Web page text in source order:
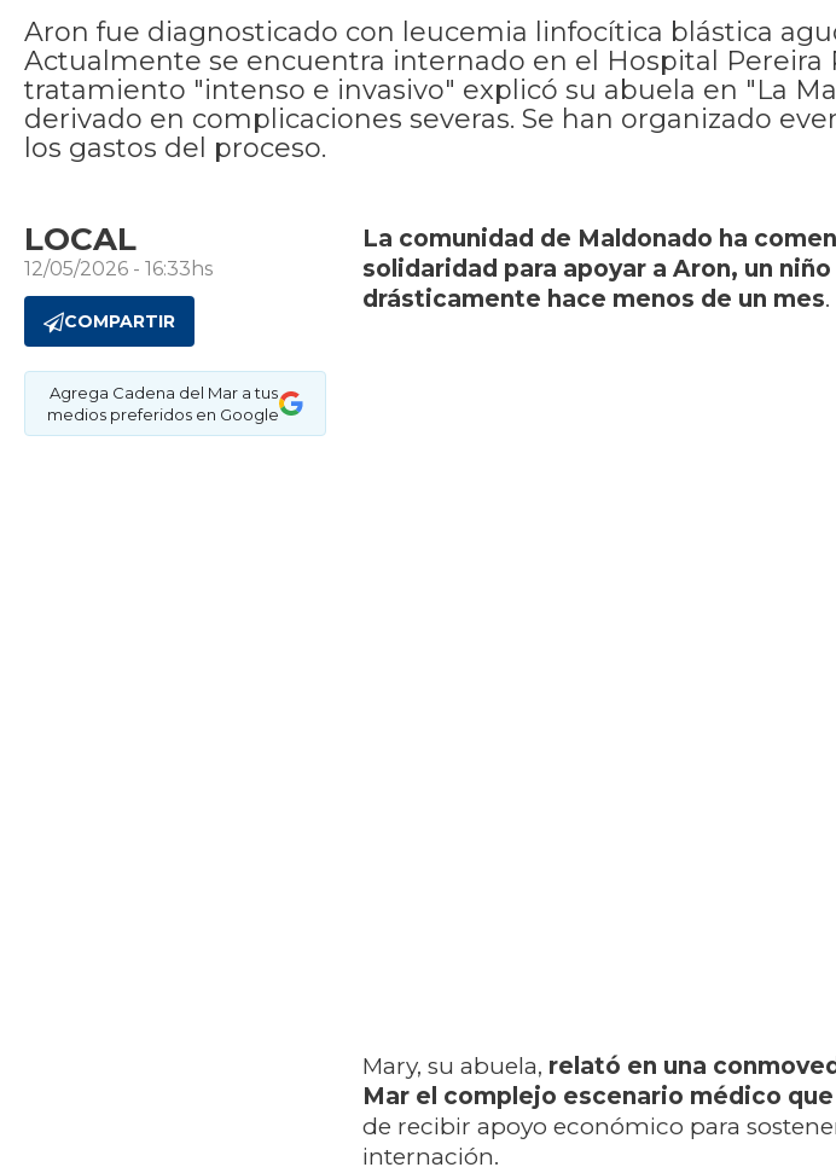
Aron fue diagnosticado con leucemia linfocítica blástica
Actualmente se encuentra internado en el Hospital Pereira
tratamiento "intenso e invasivo" explicó su abuela en "La
derivado en complicaciones severas. Se han organizado
los gastos del proceso.
LOCAL
12/05/2026 - 16:33hs
COMPARTIR
Agrega Cadena del Mar a tus
medios preferidos en Google
La comunidad de Maldonado ha
solidaridad para apoyar a Aron, un
drásticamente hace menos de un mes.
Mary, su abuela, relató en una
Mar el complejo escenario médico
de recibir apoyo económico para
internación.